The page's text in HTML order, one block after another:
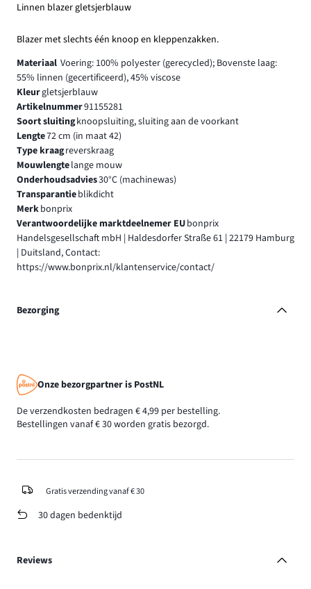
Linnen blazer gletsjerblauw
Blazer met slechts één knoop en kleppenzakken.
Materiaal Voering: 100% polyester (gerecycled); Bovenste laag:
55% linnen (gecertificeerd), 45% viscose
Kleurgletsjerblauw
Artikelnummer91155281
Soort sluitingknoopsluiting, sluiting aan de voorkant
Lengte72 cm (in maat 42)
Type kraagreverskraag
Mouwlengtelange mouw
Onderhoudsadvies30°C (machinewas)
Transparantieblikdicht
Merkbonprix
Verantwoordelijke marktdeelnemer EUbonprix
Handelsgesellschaft mbH | Haldesdorfer Straße 61 | 22179 Hamburg
| Duitsland, Contact:
https://www.bonprix.nl/klantenservice/contact/
Bezorging
Onze bezorgpartner is PostNL
De verzendkosten bedragen € 4,99 per bestelling.
Bestellingen vanaf € 30 worden gratis bezorgd.
Gratis verzending vanaf € 30
30 dagen bedenktijd
Reviews